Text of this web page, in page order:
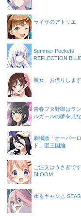
ライザのアトリエ
Summer Pockets
REFLECTION
彼女、お借りします
青春ブタ野郎はラ
ルガールの夢を見
劇場版「オーバー
ド」聖王国編
ご注文はうさぎで
BLOOM
ゆるキャン△